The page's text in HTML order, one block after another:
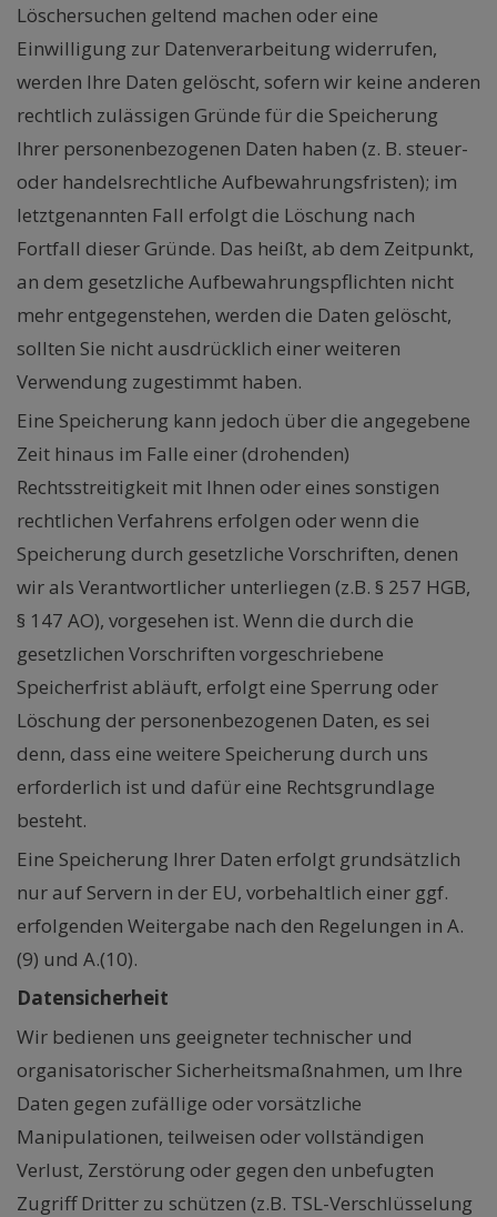
Löschersuchen geltend machen oder eine
Einwilligung zur Datenverarbeitung widerrufen,
werden Ihre Daten gelöscht, sofern wir keine anderen
rechtlich zulässigen Gründe für die Speicherung
Ihrer personenbezogenen Daten haben (z. B. steuer-
oder handelsrechtliche Aufbewahrungsfristen); im
letztgenannten Fall erfolgt die Löschung nach
Fortfall dieser Gründe. Das heißt, ab dem Zeitpunkt,
an dem gesetzliche Aufbewahrungspflichten nicht
mehr entgegenstehen, werden die Daten gelöscht,
sollten Sie nicht ausdrücklich einer weiteren
Verwendung zugestimmt haben.
Eine Speicherung kann jedoch über die angegebene
Zeit hinaus im Falle einer (drohenden)
Rechtsstreitigkeit mit Ihnen oder eines sonstigen
rechtlichen Verfahrens erfolgen oder wenn die
Speicherung durch gesetzliche Vorschriften, denen
wir als Verantwortlicher unterliegen (z.B. § 257 HGB,
§ 147 AO), vorgesehen ist. Wenn die durch die
gesetzlichen Vorschriften vorgeschriebene
Speicherfrist abläuft, erfolgt eine Sperrung oder
Löschung der personenbezogenen Daten, es sei
denn, dass eine weitere Speicherung durch uns
erforderlich ist und dafür eine Rechtsgrundlage
besteht.
Eine Speicherung Ihrer Daten erfolgt grundsätzlich
nur auf Servern in der EU, vorbehaltlich einer ggf.
erfolgenden Weitergabe nach den Regelungen in A.
(9) und A.(10).
Datensicherheit
Wir bedienen uns geeigneter technischer und
organisatorischer Sicherheitsmaßnahmen, um Ihre
Daten gegen zufällige oder vorsätzliche
Manipulationen, teilweisen oder vollständigen
Verlust, Zerstörung oder gegen den unbefugten
Zugriff Dritter zu schützen (z.B. TSL-Verschlüsselung